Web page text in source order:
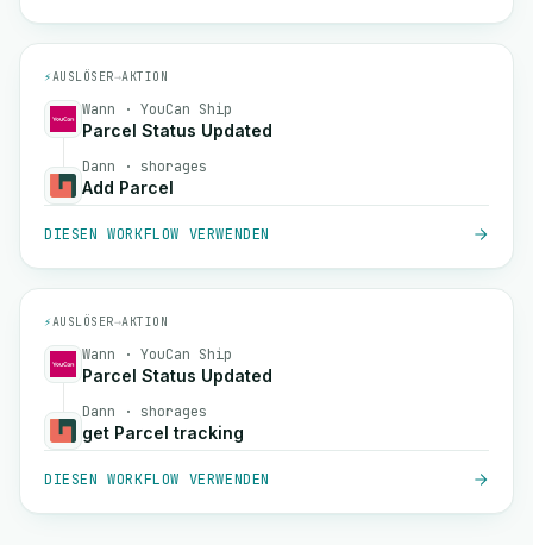
⚡AUSLÖSER→AKTION
Wann · YouCan Ship
Parcel Status Updated
Dann · shorages
Add Parcel
DIESEN WORKFLOW VERWENDEN
⚡AUSLÖSER→AKTION
Wann · YouCan Ship
Parcel Status Updated
Dann · shorages
get Parcel tracking
DIESEN WORKFLOW VERWENDEN